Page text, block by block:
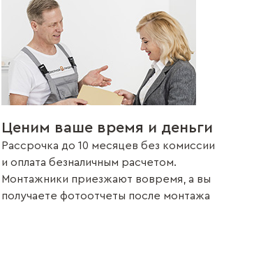
Ценим ваше время и деньги
Рассрочка до 10 месяцев без комиссии
и оплата безналичным расчетом.
Монтажники приезжают вовремя, а вы
получаете фотоотчеты после монтажа